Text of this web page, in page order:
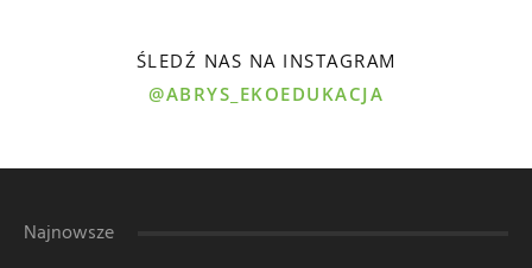
ŚLEDŹ NAS NA INSTAGRAM
@ABRYS_EKOEDUKACJA
Najnowsze